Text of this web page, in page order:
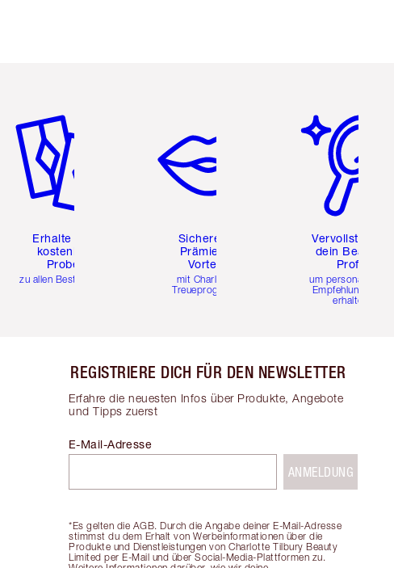
Erhalte zwei
kostenlose
Proben
zu allen Bestellungen
Sichere dir
Prämien &
Vorteile
mit Charlottes
Treueprogramm
Vervollständige
dein Beauty-
Profil
um personalisierte
Empfehlungen zu
erhalten
REGISTRIERE DICH FÜR DEN NEWSLETTER
Erfahre die neuesten Infos über Produkte, Angebote
und Tipps zuerst
*Es gelten die AGB. Durch die Angabe deiner E-Mail-Adresse
stimmst du dem Erhalt von Werbeinformationen über die
Produkte und Dienstleistungen von Charlotte Tilbury Beauty
Limited per E-Mail und über Social-Media-Plattformen zu.
E-Mail-Adresse
ANMELDUNG